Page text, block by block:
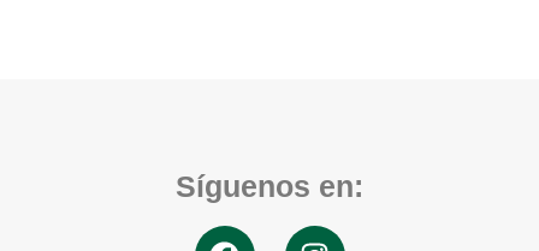
Síguenos en: